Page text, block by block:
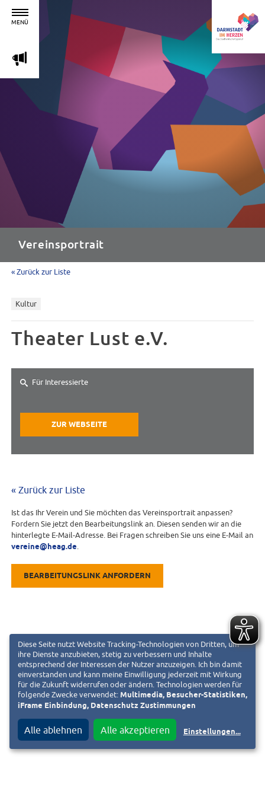
MENÜ
m
Vereinsportrait
« Zurück zur Liste
Kultur
Theater Lust e.V.
Für Interessierte
ZUR WEBSEITE
« Zurück zur Liste
Ist das Ihr Verein und Sie möchten das Vereinsportrait anpassen?
Fordern Sie jetzt den Bearbeitungslink an. Diesen senden wir an die
hinterlegte E-Mail-Adresse. Bei Fragen schreiben Sie uns eine E-Mail an
vereine@heag.de
BEARBEITUNGSLINK ANFORDERN
Diese Seite nutzt Website Tracking-Technologien von Dritten, um
ihre Dienste anzubieten, stetig zu verbessern und Inhalte
entsprechend der Interessen der Nutzer anzuzeigen. Ich bin damit
einverstanden und kann meine Einwilligung jederzeit mit Wirkung
für die Zukunft widerrufen oder ändern. Technologien werden für
folgende Zwecke verwendet: Multimedia, Besucher-Statistiken,
iFrame Einbindung, Datenschutz Zustimmungen
Alle ablehnen Alle akzeptieren Einstellungen...